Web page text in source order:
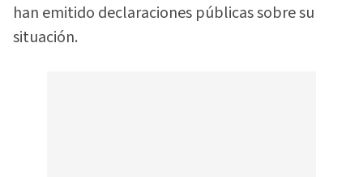
han emitido declaraciones públicas sobre su
situación.